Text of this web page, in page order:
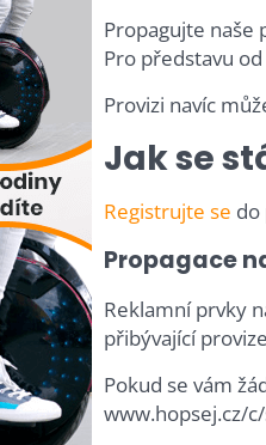
Propagujte naše
Pro představu
Provizi navíc
Jak se
Registrujte se do
Propagace
Reklamní prvky
přibývající
Pokud se vám
www.hopsej.cz/